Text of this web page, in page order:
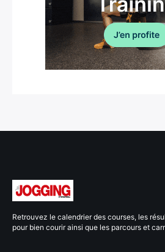
Retrouvez le calendrier des courses, les
pour bien courir ainsi que les parcours et